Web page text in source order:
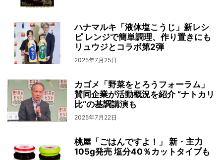
ハナマルキ「液体塩こうじ」新レシ
ピ レンジで簡単調理、作り置きにも
リュウジとコラボ第2弾
2025年7月25日
カゴメ「野菜をとろうフォーラム」
賛同企業が活動概況を紹介 “ナトカリ
比“の基調講演も
2025年7月22日
桃屋「ごはんですよ！」 新・主力
105g発売 塩分40％カットタイプも